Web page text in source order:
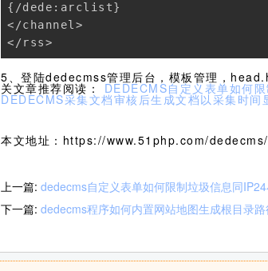
{/dede:arclist}
</channel>
</rss>
5、登陆dedecmss管理后台，模板管理，
关文章推荐阅读： DEDECMS自定义表单如何
DEDECMS采集文档审核后生成文档以采集时间
本文地址：https://www.51php.com/
上一篇: dedecms自定义表单如何限制垃圾信息同
下一篇: dedecms程序如何内置网站地图生成根目录